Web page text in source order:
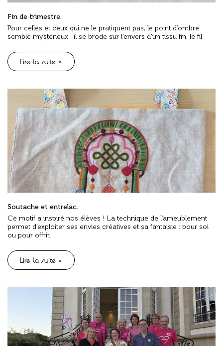
Fin de trimestre.
Pour celles et ceux qui ne le pratiquent pas, le point d’ombre
semble mystérieux : il se brode sur l’envers d’un tissu fin, le fil
Lire la suite »
Soutache et entrelac.
Ce motif a inspiré nos élèves ! La technique de l’ameublement
permet d’exploiter ses envies créatives et sa fantaisie : pour soi
ou pour offrir,
Lire la suite »